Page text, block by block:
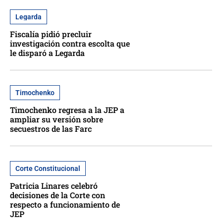
Legarda
Fiscalía pidió precluir
investigación contra escolta que
le disparó a Legarda
Timochenko
Timochenko regresa a la JEP a
ampliar su versión sobre
secuestros de las Farc
Corte Constitucional
Patricia Linares celebró
decisiones de la Corte con
respecto a funcionamiento de
JEP